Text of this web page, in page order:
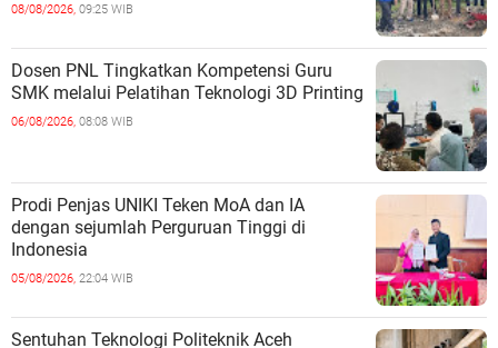
08/08/2026, 09:25 WIB
Dosen PNL Tingkatkan Kompetensi Guru
SMK melalui Pelatihan Teknologi 3D Printing
06/08/2026, 08:08 WIB
Prodi Penjas UNIKI Teken MoA dan IA
dengan sejumlah Perguruan Tinggi di
Indonesia
05/08/2026, 22:04 WIB
Sentuhan Teknologi Politeknik Aceh